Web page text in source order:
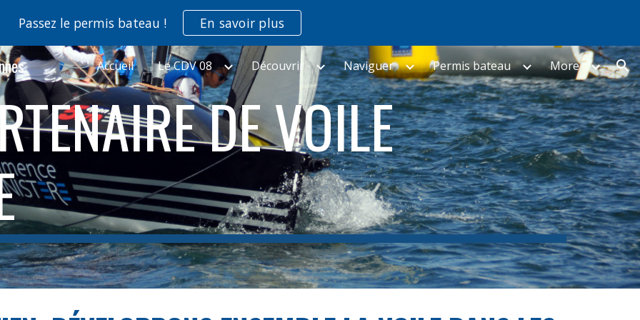
to main content Skip to navigation
Passez le permis bateau ! En savoir plus
Accueil Le CDV 08 Découvrir Naviguer Permis bateau More
DE VOILE